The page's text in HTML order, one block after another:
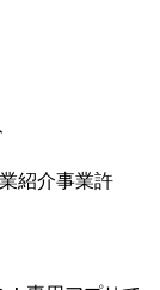
紹介事業許